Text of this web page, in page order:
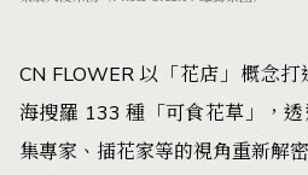
CN FLOWER 以「花店」概念
海搜羅 133 種「可食花草」，
集專家、插花家等的視角重新解